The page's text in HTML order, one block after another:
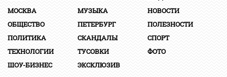
МОСКВА
МУЗЫКА
НОВОСТИ
ОБЩЕСТВО
ПЕТЕРБУРГ
ПОЛЕЗНОСТИ
ПОЛИТИКА
СКАНДАЛЫ
СПОРТ
ТЕХНОЛОГИИ
ТУСОВКИ
ФОТО
ШОУ-БИЗНЕС
ЭКСКЛЮЗИВ